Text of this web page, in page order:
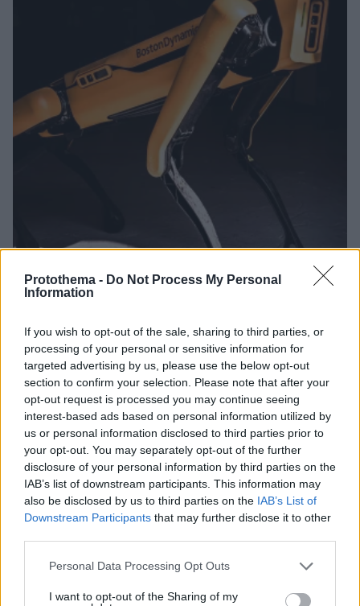
Protothema - Do Not Process My Personal
Information
If you wish to opt-out of the sale, sharing to third parties, or
processing of your personal or sensitive information for
targeted advertising by us, please use the below opt-out
section to confirm your selection. Please note that after your
opt-out request is processed you may continue seeing
interest-based ads based on personal information utilized by
us or personal information disclosed to third parties prior to
your opt-out. You may separately opt-out of the further
disclosure of your personal information by third parties on the
IAB’s list of downstream participants. This information may
also be disclosed by us to third parties on the IAB’s List of
Downstream Participants that may further disclose it to other
Please note that this website/app uses one or more Google
not limited to your visit or usage behaviour. You may click to
Personal Data Processing Opt Outs
I want to opt-out of the Sharing of my
Το μέλλον της τεχνολογίας
27.07.2026, 06:00
Η Smart φοιτητική κατοικία στην καρδιά της Αθήνας
03.08.2026, 10:56
Επαγγελματική Εκπαίδευση & Εξειδίκευση: Το Mοντέλο που
σε Bάζει στην Aγορά Eργασίας
26.07.2026, 09:54
ΣΧΟΛΙΑ(43)
ΠΡΟΣΘΗΚΗ ΣΧΟΛΙΟΥ
Δεν χρειάζεται